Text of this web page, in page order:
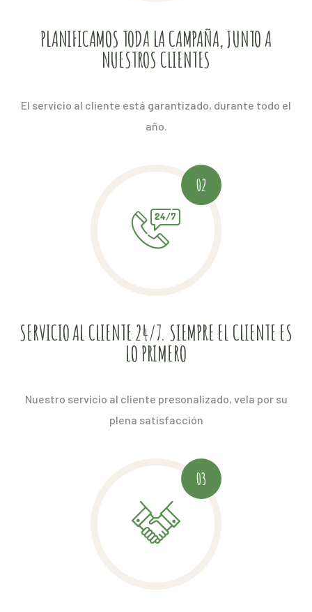
PLANIFICAMOS TODA LA CAMPAÑA, JUNTO A
NUESTROS CLIENTES
El servicio al cliente está garantizado, durante todo el
año.
02
SERVICIO AL CLIENTE 24/7. SIEMPRE EL CLIENTE ES
LO PRIMERO
Nuestro servicio al cliente presonalizado, vela por su
plena satisfacción
03